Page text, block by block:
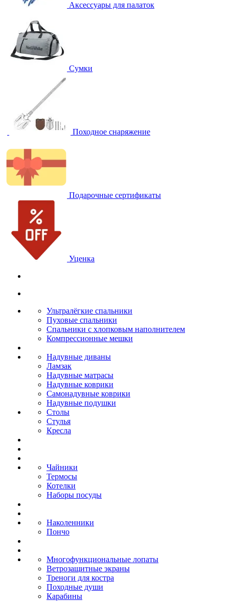
Аксессуары для палаток
Сумки
Походное снаряжение
Подарочные сертификаты
Уценка
Ультралёгкие спальники
Пуховые спальники
Спальники с хлопковым наполнителем
Компрессионные мешки
Надувные диваны
Ламзак
Надувные матрасы
Надувные коврики
Самонадувные коврики
Надувные подушки
Столы
Стулья
Кресла
Чайники
Термосы
Котелки
Наборы посуды
Наколенники
Пончо
Многофункциональные лопаты
Ветрозащитные экраны
Треноги для костра
Походные души
Карабины